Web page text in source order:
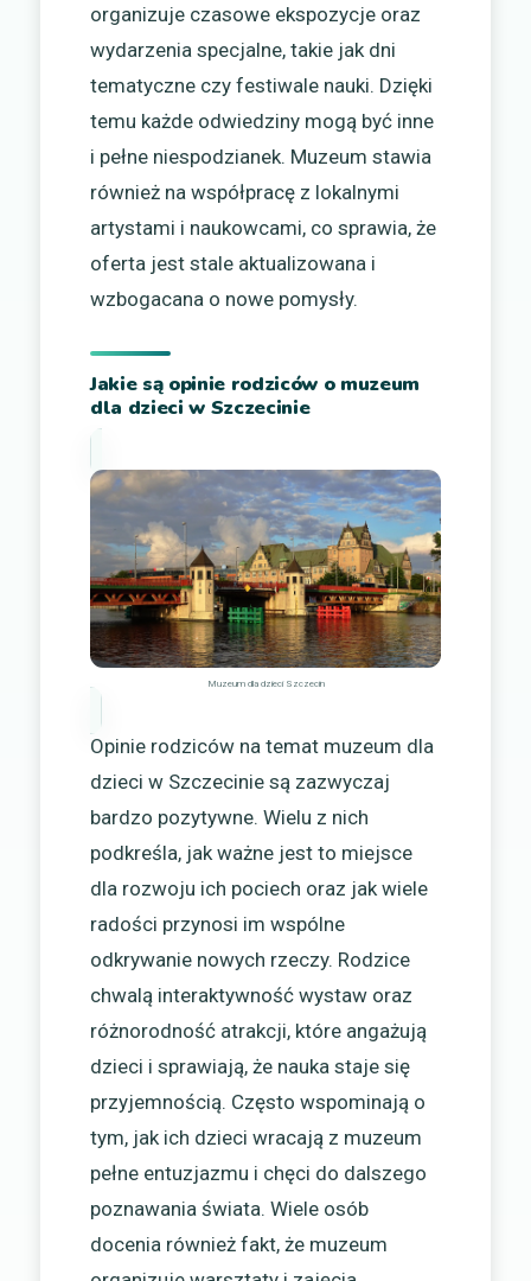
organizuje czasowe ekspozycje oraz
wydarzenia specjalne, takie jak dni
tematyczne czy festiwale nauki. Dzięki
temu każde odwiedziny mogą być inne
i pełne niespodzianek. Muzeum stawia
również na współpracę z lokalnymi
artystami i naukowcami, co sprawia, że
oferta jest stale aktualizowana i
wzbogacana o nowe pomysły.
Jakie są opinie rodziców o muzeum
dla dzieci w Szczecinie
Muzeum dla dzieci Szczecin
Opinie rodziców na temat muzeum dla
dzieci w Szczecinie są zazwyczaj
bardzo pozytywne. Wielu z nich
podkreśla, jak ważne jest to miejsce
dla rozwoju ich pociech oraz jak wiele
radości przynosi im wspólne
odkrywanie nowych rzeczy. Rodzice
chwalą interaktywność wystaw oraz
różnorodność atrakcji, które angażują
dzieci i sprawiają, że nauka staje się
przyjemnością. Często wspominają o
tym, jak ich dzieci wracają z muzeum
pełne entuzjazmu i chęci do dalszego
poznawania świata. Wiele osób
docenia również fakt, że muzeum